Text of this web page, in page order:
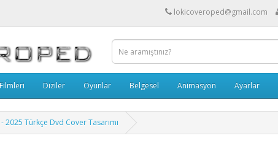
lokicoveroped@gmail.com
Diziler Oyunlar Belgesel Animasyon Ayarlar
2025 Türkçe Dvd Cover Tasarımı